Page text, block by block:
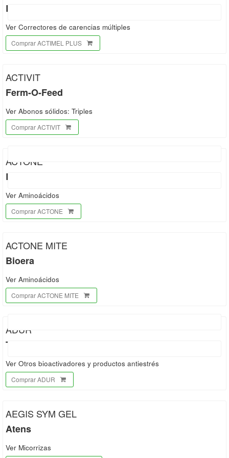
Brimel
Ver Correctores de carencias múltiples
Comprar ACTIMEL PLUS
ACTIVIT
Ferm-O-Feed
Ver Abonos sólidos: Triples
Comprar ACTIVIT
ACTONE
Bioera
Ver Aminoácidos
Comprar ACTONE
ACTONE MITE
Bioera
Ver Aminoácidos
Comprar ACTONE MITE
ADUR
Timac Agro
Ver Otros bioactivadores y productos antiestrés
Comprar ADUR
AEGIS SYM GEL
Atens
Ver Micorrizas